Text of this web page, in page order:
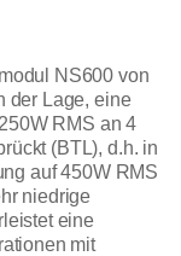
NS600 von
der Lage, eine
RMS an 4
(BTL), d.h. in
auf 450W RMS
niedrige
eine
mit